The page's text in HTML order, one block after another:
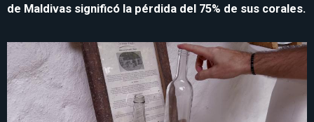
de Maldivas significó la pérdida del 75% de sus corales.